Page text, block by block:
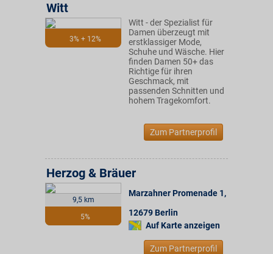
3% + 12%
Witt
Witt - der Spezialist für
Damen überzeugt mit
erstklassiger Mode,
Schuhe und Wäsche. Hier
finden Damen 50+ das
Richtige für ihren
Geschmack, mit
passenden Schnitten und
hohem Tragekomfort.
Zum Partnerprofil
9,5 km
5%
Herzog & Bräuer
Marzahner Promenade 1,
12679 Berlin
Auf Karte anzeigen
Zum Partnerprofil